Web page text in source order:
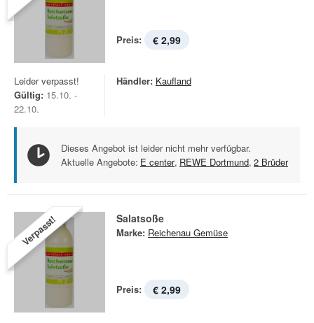
Preis: € 2,99
Leider verpasst!
Gültig: 15.10. -
22.10.
Händler: Kaufland
Dieses Angebot ist leider nicht mehr verfügbar.
Aktuelle Angebote: E center, REWE Dortmund, 2 Brüder
Verpasst! Salatsoße
Marke: Reichenau Gemüse
Preis: € 2,99